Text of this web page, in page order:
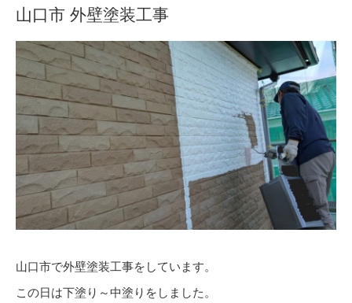
山口市 外壁塗装工事
山口市で外壁塗装工事をしています。
この日は下塗り～中塗りをしました。